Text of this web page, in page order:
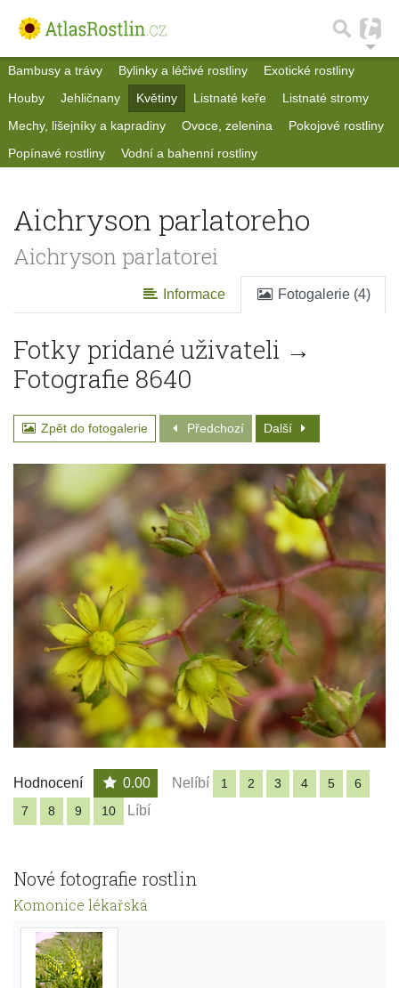
Bambusy a trávy Bylinky a léčivé rostliny
Exotické rostliny
Houby
Jehličnany Květiny Listnaté keře
Listnaté stromy
Mechy, lišejníky a kapradiny
Ovoce, zelenina
Pokojové rostliny
Popínavé rostliny
Vodní a bahenní rostliny
Aichryson parlatoreho
Aichryson parlatorei
Informace Fotogalerie (4)
Fotky pridané uživateli →
Fotografie 8640
Zpět do fotogalerie Předchozí Další
Hodnocení 0.00 Nelíbí 1 2 3 4 5
6
7
8 9 10 Líbí
Nové fotografie rostlin
Komonice lékařská